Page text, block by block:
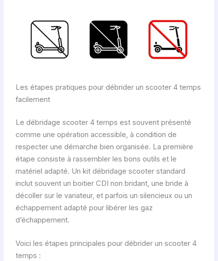
Les étapes pratiques pour débrider un scooter 4 temps
facilement
Le débridage scooter 4 temps est souvent présenté
comme une opération accessible, à condition de
respecter une démarche bien organisée. La première
étape consiste à rassembler les bons outils et le
matériel adapté. Un kit débridage scooter standard
inclut souvent un boitier CDI non bridant, une bride à
décoller sur le variateur, et parfois un silencieux ou un
échappement adapté pour libérer les gaz
d’échappement.
Voici les étapes principales pour débrider un scooter 4
temps :